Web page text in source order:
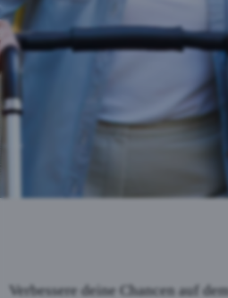
Verbessere deine Chancen auf